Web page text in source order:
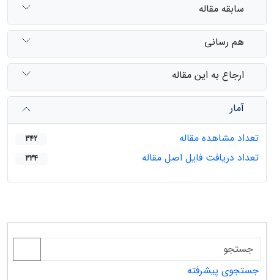
سابقه مقاله
هم رسانی
ارجاع به این مقاله
آمار
تعداد مشاهده مقاله
342
تعداد دریافت فایل اصل مقاله 334
جستجوی پیشرفته